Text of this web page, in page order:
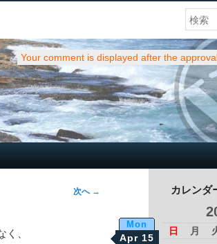
Your comment is displayed after the
次へ →
Mon
Apr 15
、
カレンダ
日 月